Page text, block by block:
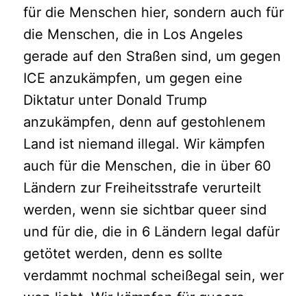
für die Menschen hier, sondern auch für
die Menschen, die in Los Angeles
gerade auf den Straßen sind, um gegen
ICE anzukämpfen, um gegen eine
Diktatur unter Donald Trump
anzukämpfen, denn auf gestohlenem
Land ist niemand illegal. Wir kämpfen
auch für die Menschen, die in über 60
Ländern zur Freiheitsstrafe verurteilt
werden, wenn sie sichtbar queer sind
und für die, die in 6 Ländern legal dafür
getötet werden, denn es sollte
verdammt nochmal scheißegal sein, wer